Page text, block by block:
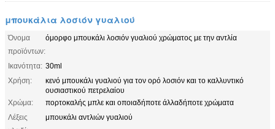
μπουκάλια λοσιόν γυαλιού
Όνομα
προϊόντων:
όμορφο μπουκάλι λοσιόν γυαλιού χρώματος με την αντλία
Ικανότητα: 30ml
Χρήση:
κενό μπουκάλι γυαλιού για τον ορό λοσιόν και το καλλυντικό
ουσιαστικού πετρελαίου
Χρώμα:
πορτοκαλής μπλε και οποιαδήποτε άλλαδήποτε χρώματα
Λέξεις
μπουκάλι αντλιών γυαλιού